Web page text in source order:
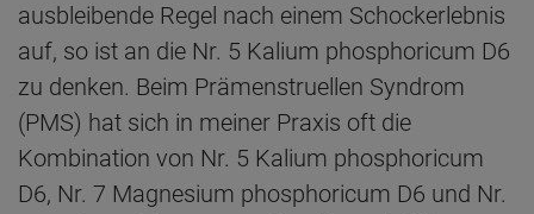
ausbleibende Regel nach einem Schockerlebnis
auf, so ist an die Nr. 5 Kalium phosphoricum D6
zu denken. Beim Prämenstruellen Syndrom
(PMS) hat sich in meiner Praxis oft die
Kombination von Nr. 5 Kalium phosphoricum
D6, Nr. 7 Magnesium phosphoricum D6 und Nr.